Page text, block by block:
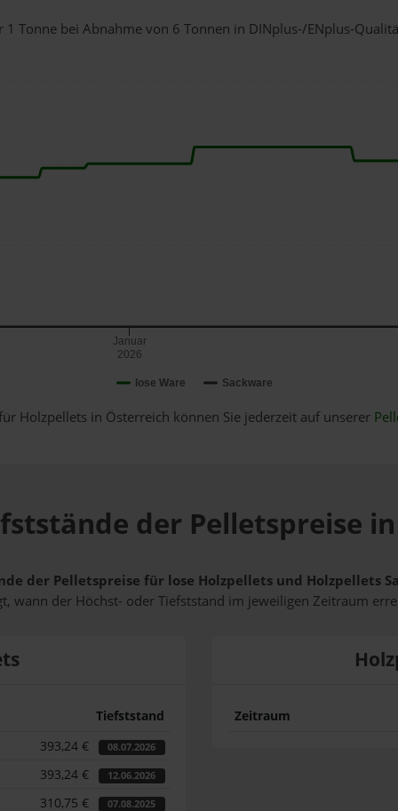
Tonne bei Abnahmevon 6 Tonnen in DINplus-/ENplus-
lose Ware Sackware
Januar
2026
Holzpellets in Österreich können Sie jederzeit auf unserer
der Pelletspreise
der Pelletspreise für lose Holzpellets und Holzpellets
wann der Höchst- oder Tiefststand im jeweiligen Zeitraum
Tiefststand
393,24 €
08.07.2026
393,24 € 12.06.2026
310,75 € 07.08.2025
Zeitraum